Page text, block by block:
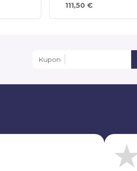
111,50 €
Kupon